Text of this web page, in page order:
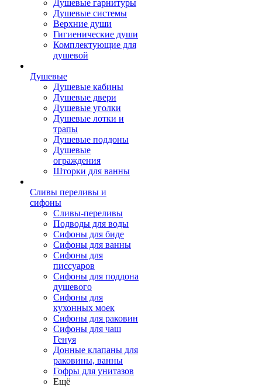
Душевые гарнитуры
Душевые системы
Верхние души
Гигиенические души
Комплектующие для
душевой
Душевые
Душевые кабины
Душевые двери
Душевые уголки
Душевые лотки и
трапы
Душевые поддоны
Душевые
ограждения
Шторки для ванны
Сливы переливы и
сифоны
Сливы-переливы
Подводы для воды
Сифоны для биде
Сифоны для ванны
Сифоны для
писсуаров
Сифоны для поддона
душевого
Сифоны для
кухонных моек
Сифоны для раковин
Сифоны для чаш
Генуя
Донные клапаны для
раковины, ванны
Гофры для унитазов
Ещё